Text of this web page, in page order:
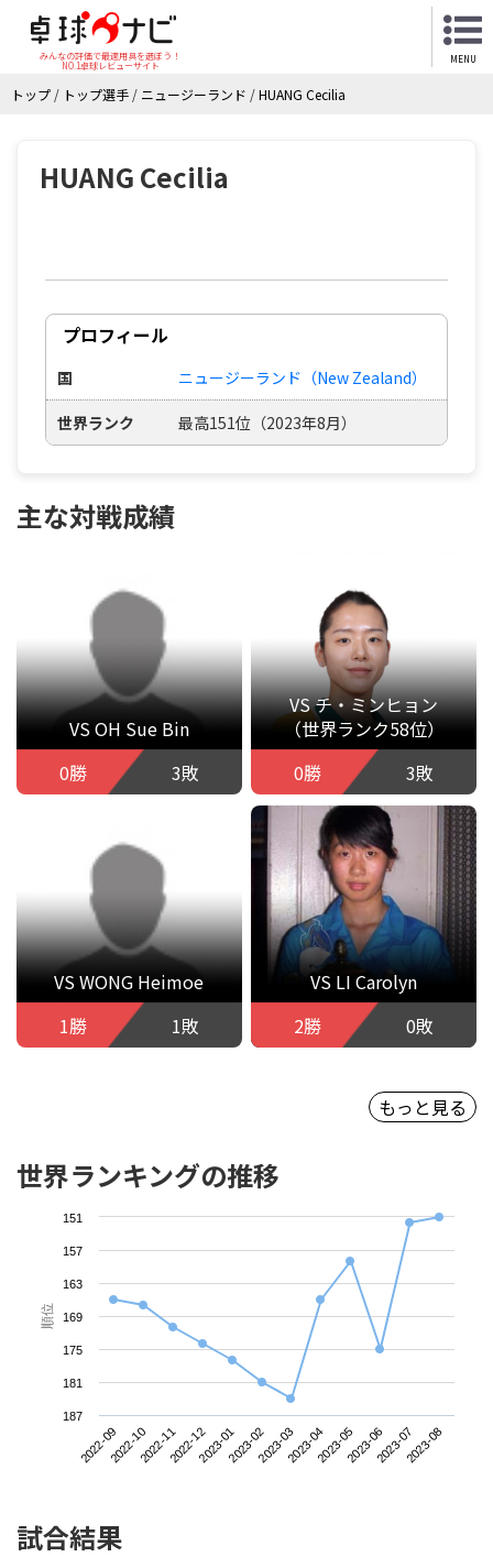
みんなの評価で最適用具を選ぼう！
NO.1卓球レビューサイト
MENU
トップ / トップ選手 / ニュージーランド /HUANG Cecilia
HUANG Cecilia
プロフィール
国 ニュージーランド（New Zealand）
世界ランク 最高151位（2023年8月）
主な対戦成績
VS OH Sue Bin
0勝
3敗
VS チ・ミンヒョン
（世界ランク58位）
0勝
3敗
VS WONG Heimoe
1勝
1敗
VS LI Carolyn
2勝
0敗
もっと見る
世界ランキングの推移
順位
2022-092022-102022-112022-122023-012023-022023-032023-042023-052023-062023-072023-08
151
157
163
169
175
181
187
試合結果